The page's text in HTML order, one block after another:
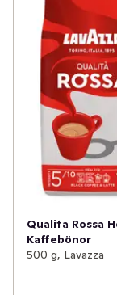
Qualita Rossa
Kaffebönor
500 g, Lavazza